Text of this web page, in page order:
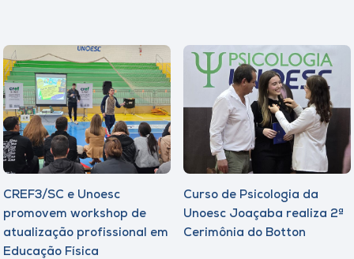
CREF3/SC e Unoesc
promovem workshop de
atualização profissional em
Educação Física
Curso de Psicologia da
Unoesc Joaçaba realiza 2ª
Cerimônia do Botton